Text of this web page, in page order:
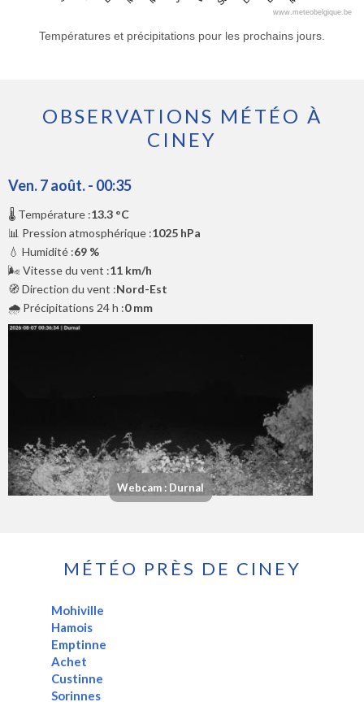
www.meteobelgique.be
Températures et précipitations pour les prochains jours.
OBSERVATIONS MÉTÉO À
CINEY
Ven. 7 août. - 00:35
🌡️ Température :13.3 °C
📊 Pression atmosphérique :1025 hPa
💧 Humidité :69 %
🌬️ Vitesse du vent :11 km/h
🧭 Direction du vent :Nord-Est
🌧️ Précipitations 24 h :0 mm
Webcam : Durnal
MÉTÉO PRÈS DE CINEY
Mohiville
Hamois
Emptinne
Achet
Custinne
Sorinnes